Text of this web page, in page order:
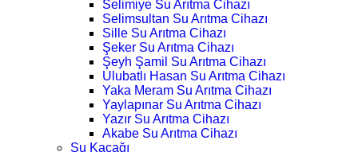
Selimiye Su Arıtma Cihazı
Selimsultan Su Arıtma Cihazı
Sille Su Arıtma Cihazı
Şeker Su Arıtma Cihazı
Şeyh Şamil Su Arıtma Cihazı
Ulubatlı Hasan Su Arıtma Cihazı
Yaka Meram Su Arıtma Cihazı
Yaylapınar Su Arıtma Cihazı
Yazır Su Arıtma Cihazı
Akabe Su Arıtma Cihazı
Su Kaçağı